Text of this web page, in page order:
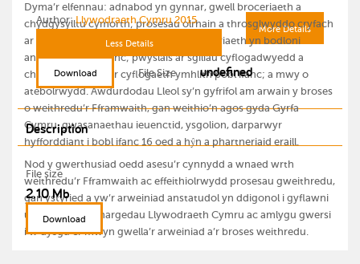
Dyma’r elfennau: adnabod yn gynnar, gwell broceriaeth a
chydgysylltu cymorth; prosesau olrhain a throsglwyddo cryfach
ar gyfer pobl ifanc; sicrhau bod y ddarpariaeth yn bodloni
anghenion pobl ifanc; pwyslais ar sgiliau cyflogadwyedd a
chyfleoedd ar gyfer cyflogaeth ymhlith pobl ifanc; a mwy o
atebolrwydd. Awdurdodau Lleol sy’n gyfrifol am arwain y broses
o weithredu’r Fframwaith, gan weithio’n agos gyda Gyrfa
Cymru, gwasanaethau ieuenctid, ysgolion, darparwyr
hyfforddiant i bobl ifanc 16 oed a hŷn a phartneriaid eraill.
Nod y gwerthusiad oedd asesu’r cynnydd a wnaed wrth
weithredu’r Fframwaith ac effeithiolrwydd prosesau gweithredu,
gan ystyried a yw’r arweiniad anstatudol yn ddigonol i gyflawni
uchelgeisiau a thargedau Llywodraeth Cymru ac amlygu gwersi
i’w dysgu er mwyn gwella’r arweiniad a’r broses weithredu.
More Details
Author:Llywodraeth Cymru 2015
Less Details
Download File Size undefined
Description
File size
2.10 Mb
Download